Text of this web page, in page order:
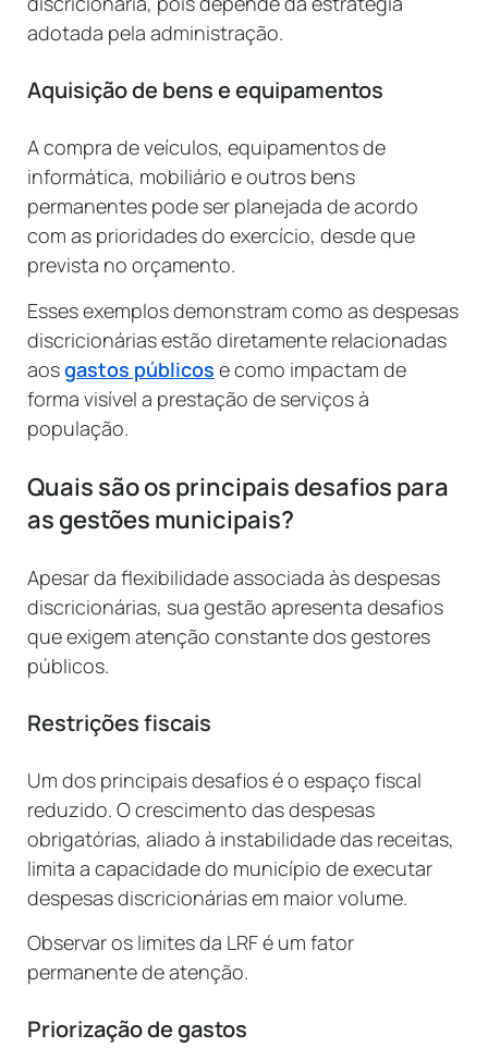
adotada pela administração.
Aquisição de bens e equipamentos
A compra de veículos, equipamentos de
informática, mobiliário e outros bens
permanentes pode ser planejada de acordo
com as prioridades do exercício, desde que
prevista no orçamento.
Esses exemplos demonstram como as despesas
discricionárias estão diretamente relacionadas
aosgastos públicos e como impactam de
forma visível a prestação de serviços à
população.
Quais são os principais desafios para
as gestões municipais?
Apesar da flexibilidade associada às despesas
discricionárias, sua gestão apresenta desafios
que exigem atenção constante dos gestores
públicos.
Restrições fiscais
Um dos principais desafios é o espaço fiscal
reduzido. O crescimento das despesas
obrigatórias, aliado à instabilidade das receitas,
limita a capacidade do município de executar
despesas discricionárias em maior volume.
Observar os limites da LRF é um fator
permanente de atenção.
Priorização de gastos